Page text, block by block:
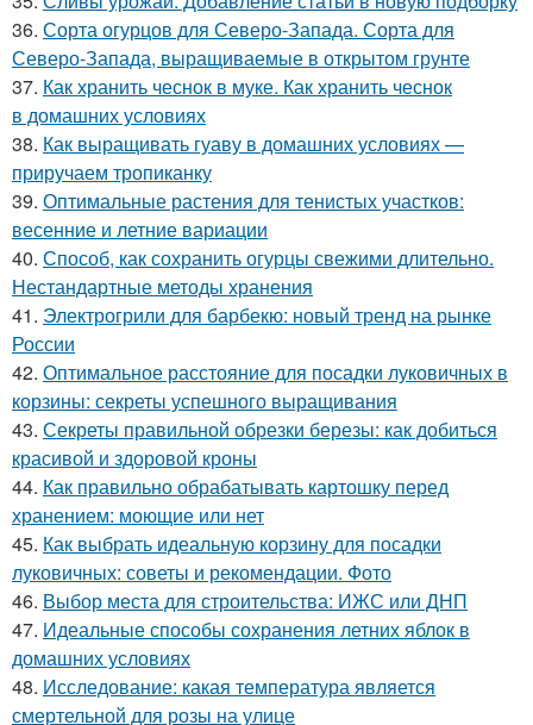
36. Сорта огурцов для Северо-Запада. Сорта для
Северо-Запада, выращиваемые в открытом грунте
37. Как хранить чеснок в муке. Как хранить чеснок
в домашних условиях
38. Как выращивать гуаву в домашних условиях —
приручаем тропиканку
39. Оптимальные растения для тенистых участков:
весенние и летние вариации
40. Способ, как сохранить огурцы свежими длительно.
Нестандартные методы хранения
41. Электрогрили для барбекю: новый тренд на рынке
России
42. Оптимальное расстояние для посадки луковичных в
корзины: секреты успешного выращивания
43. Секреты правильной обрезки березы: как добиться
красивой и здоровой кроны
44. Как правильно обрабатывать картошку перед
хранением: моющие или нет
45. Как выбрать идеальную корзину для посадки
луковичных: советы и рекомендации. Фото
46. Выбор места для строительства: ИЖС или ДНП
47. Идеальные способы сохранения летних яблок в
домашних условиях
48. Исследование: какая температура является
смертельной для розы на улице